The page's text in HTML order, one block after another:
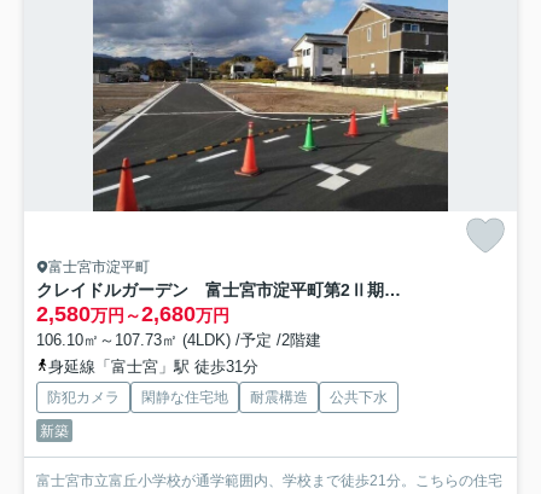
富士宮市淀平町
クレイドルガーデン 富士宮市淀平町第2Ⅱ期 新築分譲住宅 全4棟
2,580万円～2,680万円
106.10㎡～107.73㎡ (4LDK) /予定 /2階建
身延線「富士宮」駅 徒歩31分
防犯カメラ 閑静な住宅地 耐震構造
公共下水
新築
富士宮市立富丘小学校が通学範囲内、学校まで徒歩21分。こちらの住宅